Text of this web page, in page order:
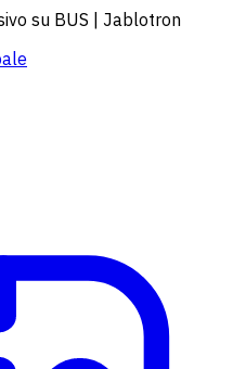
su BUS | Jablotron